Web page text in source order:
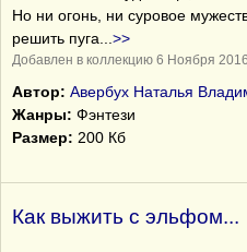
Но ни огонь, ни суровое
решить пуга
>>
Добавлен в коллекцию 6 Ноября 2016
Автор: Авербух Наталья
Жанры: Фэнтези
Размер: 200 Кб
Как выжить с эльфом...